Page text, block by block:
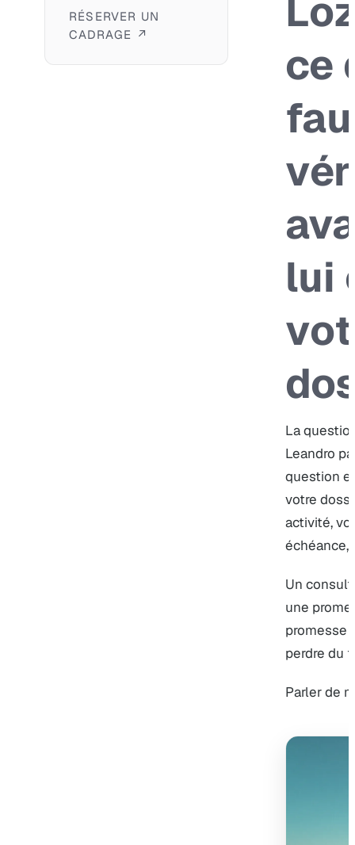
RÉSERVER UN
CADRAGE ↗
ce
lui
La
Leandro
question
votre
activité,
échéance,
Un
une
promesse
perdre du
Parler de